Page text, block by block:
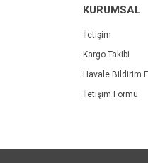
KURUMSAL
İletişim
Kargo Takibi
Havale Bildirim
İletişim Formu